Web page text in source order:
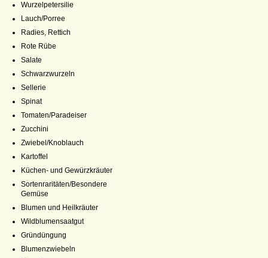
Wurzelpetersilie
Lauch/Porree
Radies, Rettich
Rote Rübe
Salate
Schwarzwurzeln
Sellerie
Spinat
Tomaten/Paradeiser
Zucchini
Zwiebel/Knoblauch
Kartoffel
Küchen- und Gewürzkräuter
Sortenraritäten/Besondere
Gemüse
Blumen und Heilkräuter
Wildblumensaatgut
Gründüngung
Blumenzwiebeln